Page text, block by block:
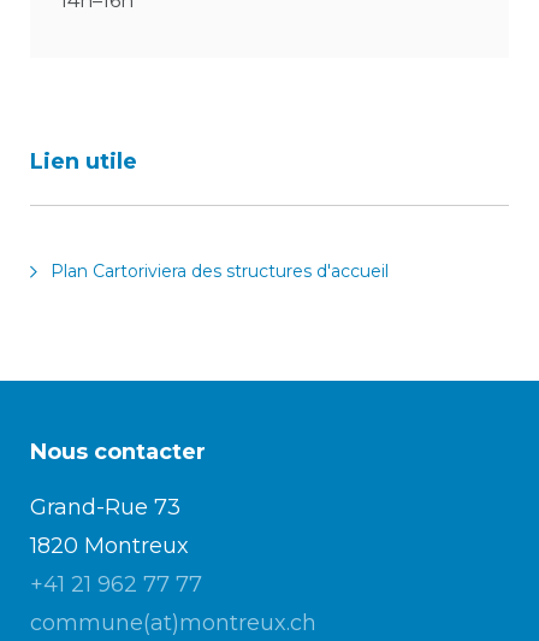
Lien utile
Plan Cartoriviera des structures d'accueil
Nous contacter
Grand-Rue 73
1820 Montreux
+41 21 962 77 77
commune(at)montreux.ch